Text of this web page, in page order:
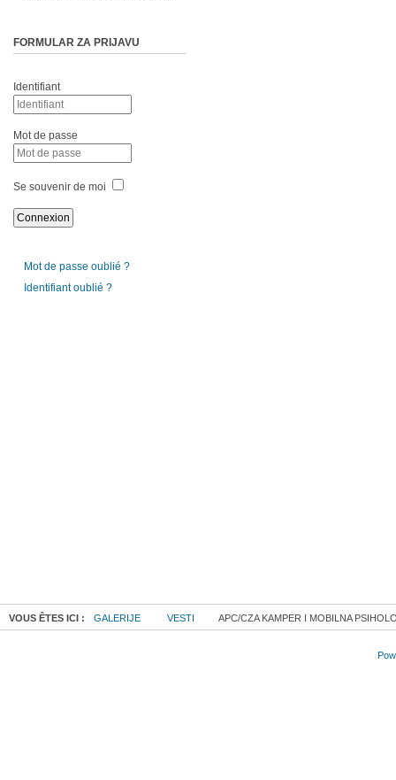
FORMULAR ZA PRIJAVU
Identifiant
Mot de passe
Se souvenir de moi
Mot de passe oublié ?
Identifiant oublié ?
VOUS ÊTES ICI : GALERIJE VESTI APC/CZA KAMPER I MOBILNA